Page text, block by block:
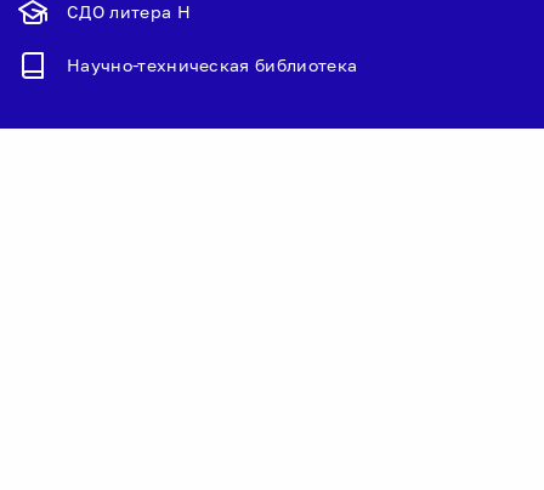
СДО литера Н
Научно-техническая библиотека